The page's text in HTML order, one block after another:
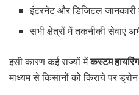
इंटरनेट और डिजिटल
सभी क्षेत्रों में तकनीकी सेवाएं
इसी कारण कई राज्यों मेंकस्टम
माध्यम से किसानों को किराये पर